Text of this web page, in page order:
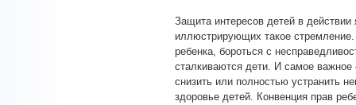
Защита интересов детей в
иллюстрирующих такое
ребенка, бороться с
сталкиваются дети. И самое
снизить или полностью устранить
здоровье детей. Конвенция прав